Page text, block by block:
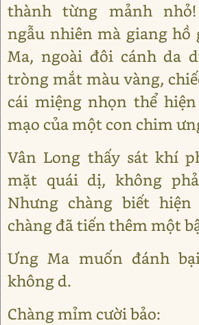
thành từng mảnh
ngẫu nhiên mà giang hồ
Ma, ngoài đôi cánh da
tròng mắt màu vàng,
cái miệng nhọn thể
mạo của một con chim
Vân Long thấy sát khí
mặt quái dị, không
Nhưng chàng biết
chàng đã tiến thêm một
Ưng Ma muốn đánh
không d.
Chàng mỉm cười bảo: